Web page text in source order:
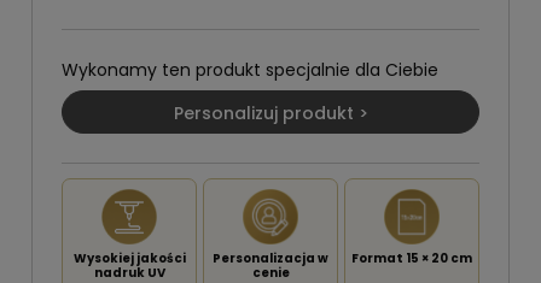
Wykonamy ten produkt specjalnie dla Ciebie
Personalizuj produkt >
Wysokiej jakości
nadruk UV
Personalizacja w
cenie
Format 15 × 20 cm